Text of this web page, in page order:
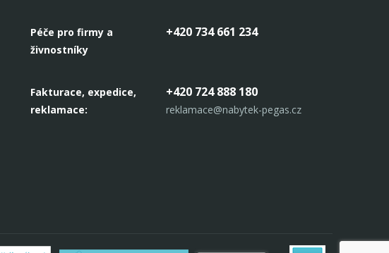
Péče pro firmy a
živnostníky
+420 734 661 234
Fakturace, expedice,
reklamace:
+420 724 888 180
reklamace@nabytek-pegas.cz